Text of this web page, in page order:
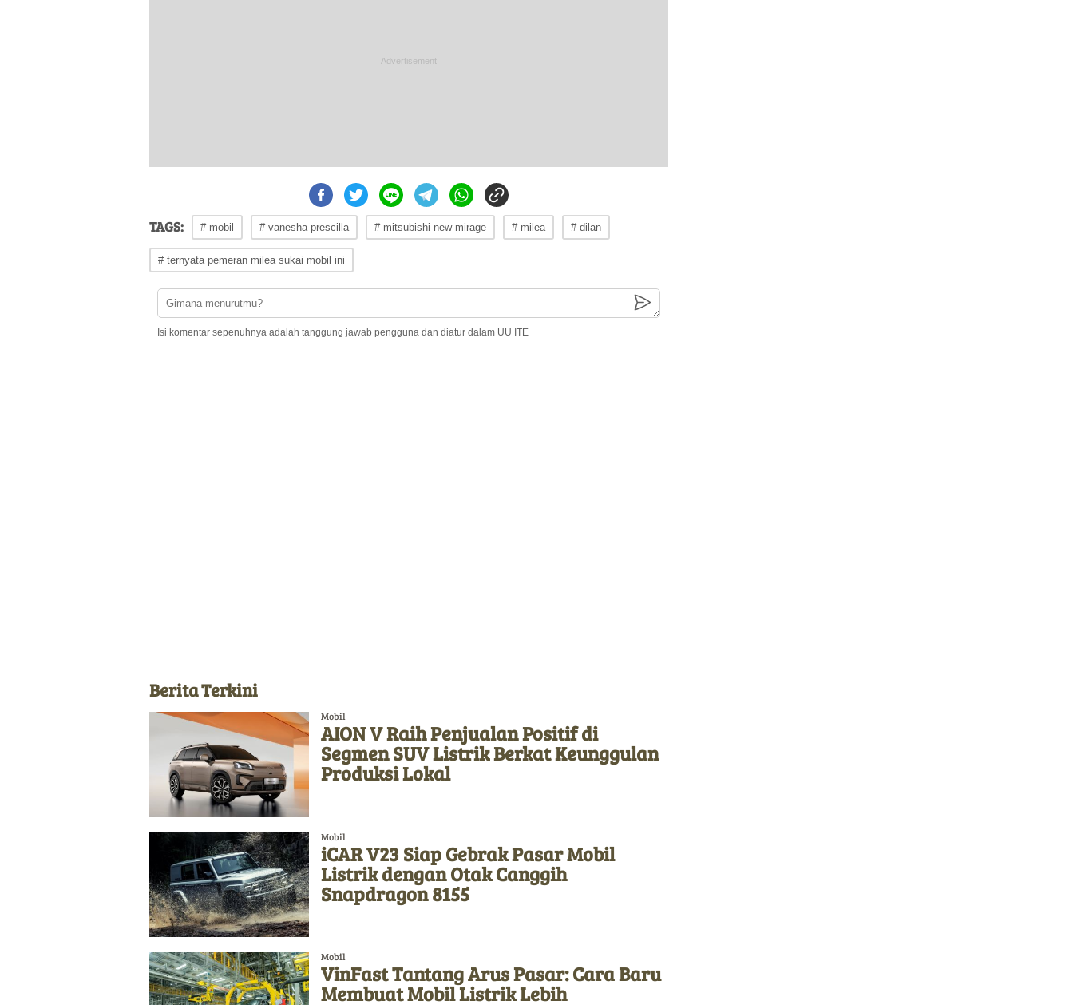
TAGS: # mobil # vanesha prescilla # mitsubishi new mirage # milea # dilan
# ternyata pemeran milea sukai mobil ini
Isi komentar sepenuhnya adalah tanggung jawab pengguna dan diatur dalam UU ITE
Berita Terkini
Mobil
AION V Raih Penjualan Positif di
Segmen SUV Listrik Berkat Keunggulan
Produksi Lokal
Mobil
iCAR V23 Siap Gebrak Pasar Mobil
Listrik dengan Otak Canggih
Snapdragon 8155
Mobil
VinFast Tantang Arus Pasar: Cara Baru
Membuat Mobil Listrik Lebih